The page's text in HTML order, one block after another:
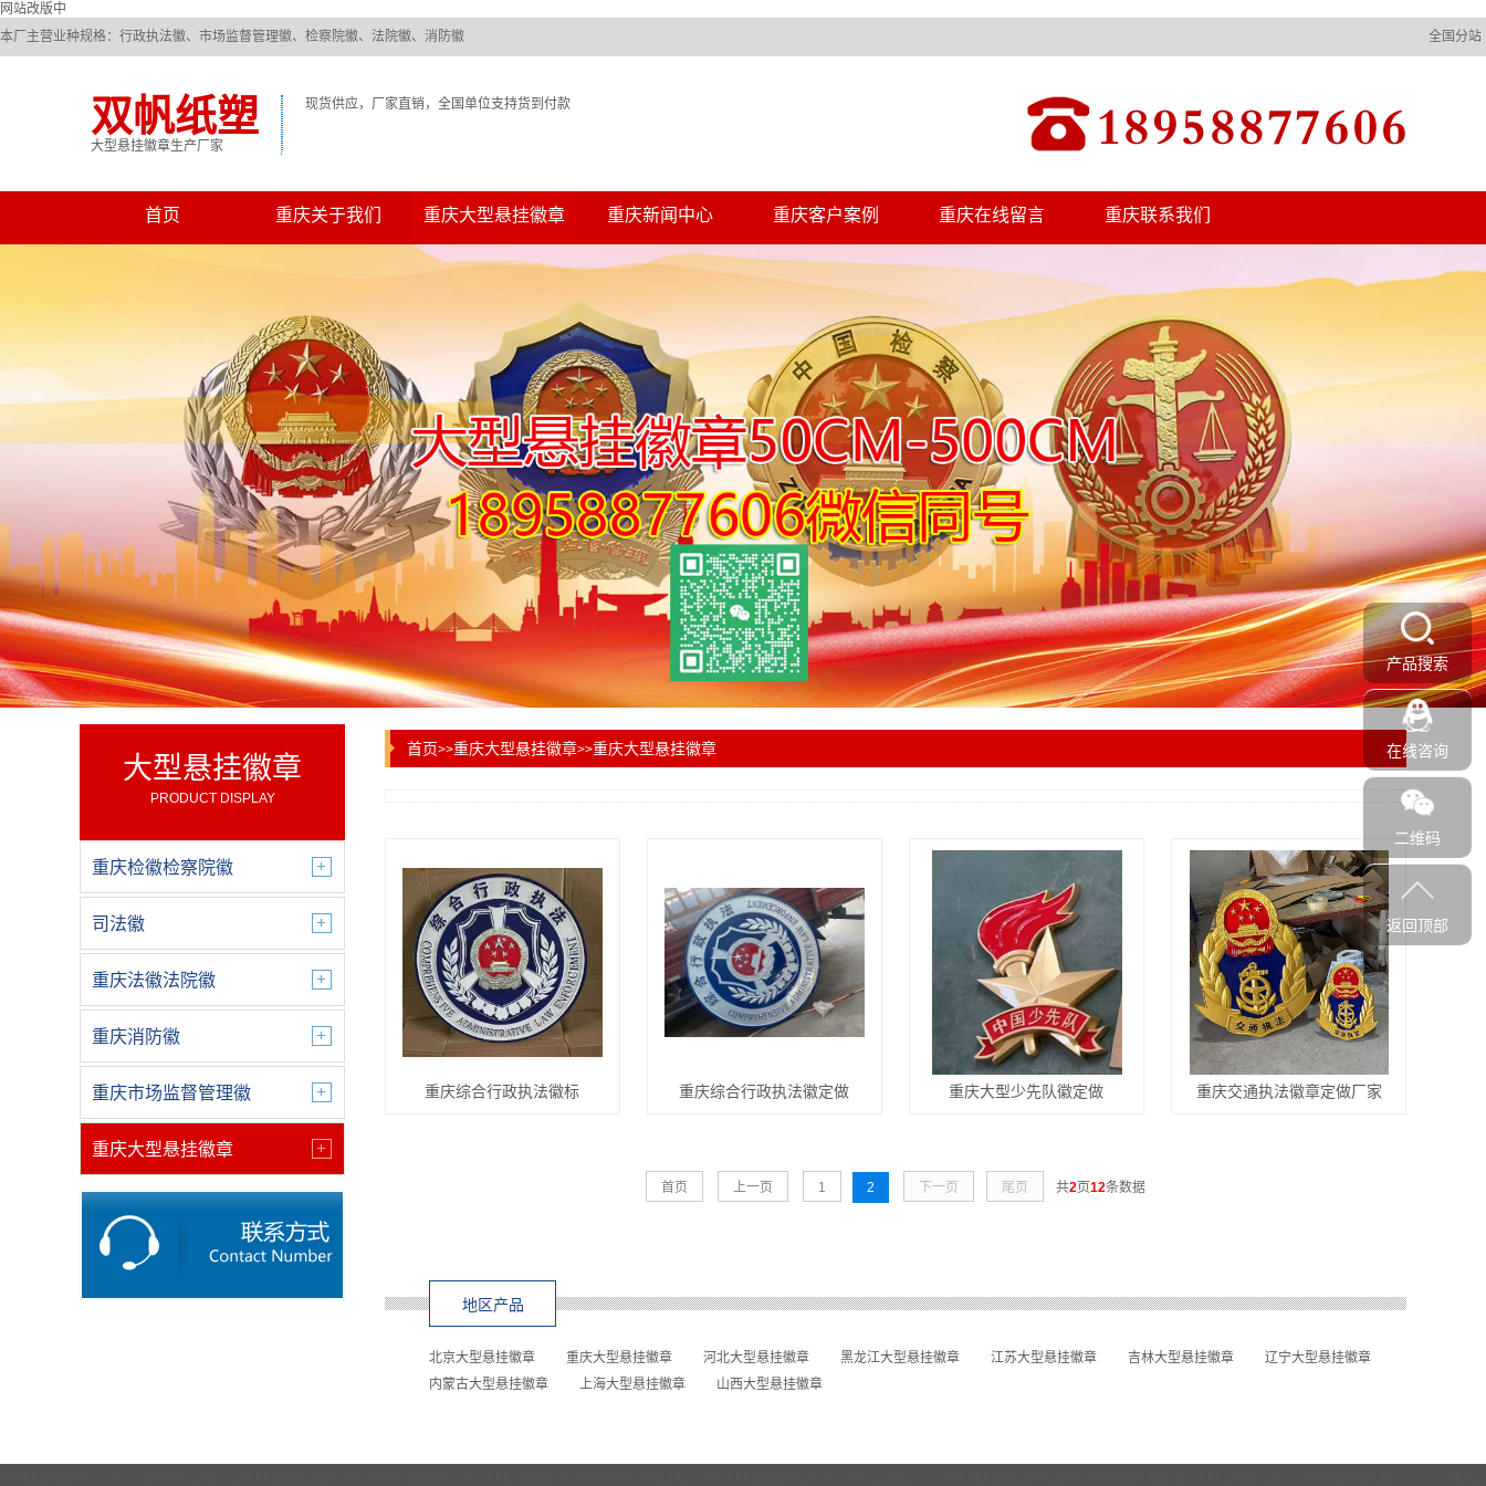
网站改版中
全国分站
本厂主营业种规格：行政执法徽、市场监督管理徽、检察院徽、法院徽、消防徽
双帆纸塑
大型悬挂徽章生产厂家
现货供应，厂家直销，全国单位支持货到付款
首页 重庆关于我们 重庆大型悬挂徽章 重庆新闻中心 重庆客户案例 重庆在线留言 重庆联系我们
大型悬挂徽章
PRODUCT DISPLAY
重庆检徽检察院徽
司法徽
重庆法徽法院徽
重庆消防徽
重庆市场监督管理徽
重庆大型悬挂徽章
首页>>重庆大型悬挂徽章>>重庆大型悬挂徽章
重庆综合行政执法徽标 重庆综合行政执法徽定做 重庆大型少先队徽定做 重庆交通执法徽章定做厂家
首页 上一页 1 2 下一页 尾页 共2页12条数据
地区产品
北京大型悬挂徽章 重庆大型悬挂徽章 河北大型悬挂徽章 黑龙江大型悬挂徽章 江苏大型悬挂徽章 吉林大型悬挂徽章
辽宁大型悬挂徽章
内蒙古大型悬挂徽章
上海大型悬挂徽章 山西大型悬挂徽章
产品搜索
在线咨询
二维码
返回顶部